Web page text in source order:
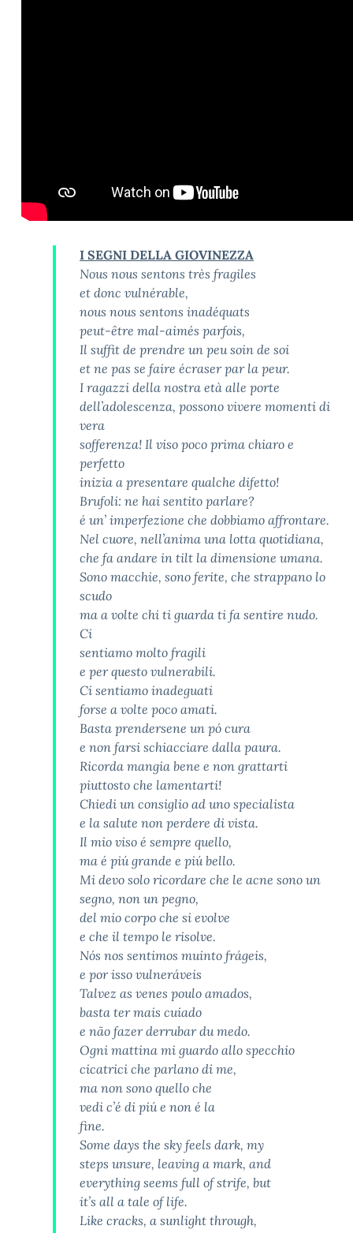
I SEGNI DELLA GIOVINEZZA
Nous nous sentons très fragiles
et donc vulnérable,
nous nous sentons inadéquats
peut-être mal-aimés parfois,
Il suffit de prendre un peu soin de soi
et ne pas se faire écraser par la peur.
I ragazzi della nostra età alle porte
dell’adolescenza, possono vivere momenti di
vera
sofferenza! Il viso poco prima chiaro e
perfetto
inizia a presentare qualche difetto!
Brufoli: ne hai sentito parlare?
é un’ imperfezione che dobbiamo affrontare.
Nel cuore, nell’anima una lotta quotidiana,
che fa andare in tilt la dimensione umana.
Sono macchie, sono ferite, che strappano lo
scudo
ma a volte chi ti guarda ti fa sentire nudo.
Ci
sentiamo molto fragili
e per questo vulnerabili.
Ci sentiamo inadeguati
forse a volte poco amati.
Basta prendersene un pó cura
e non farsi schiacciare dalla paura.
Ricorda mangia bene e non grattarti
piuttosto che lamentarti!
Chiedi un consiglio ad uno specialista
e la salute non perdere di vista.
Il mio viso é sempre quello,
ma é piú grande e piú bello.
Mi devo solo ricordare che le acne sono un
segno, non un pegno,
del mio corpo che si evolve
e che il tempo le risolve.
Nós nos sentimos muinto frágeis,
e por isso vulneráveis
Talvez as venes poulo amados,
basta ter mais cuiado
e não fazer derrubar du medo.
Ogni mattina mi guardo allo specchio
cicatrici che parlano di me,
ma non sono quello che
vedi c’é di piú e non é la
fine.
Some days the sky feels dark, my
steps unsure, leaving a mark, and
everything seems full of strife, but
it’s all a tale of life.
Like cracks, a sunlight through,